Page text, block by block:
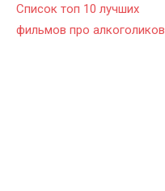
Список топ 10 лучших
фильмов про алкоголиков